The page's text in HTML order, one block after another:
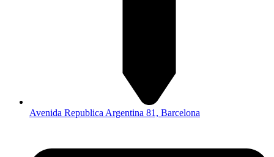
Avenida Republica Argentina 81, Barcelona